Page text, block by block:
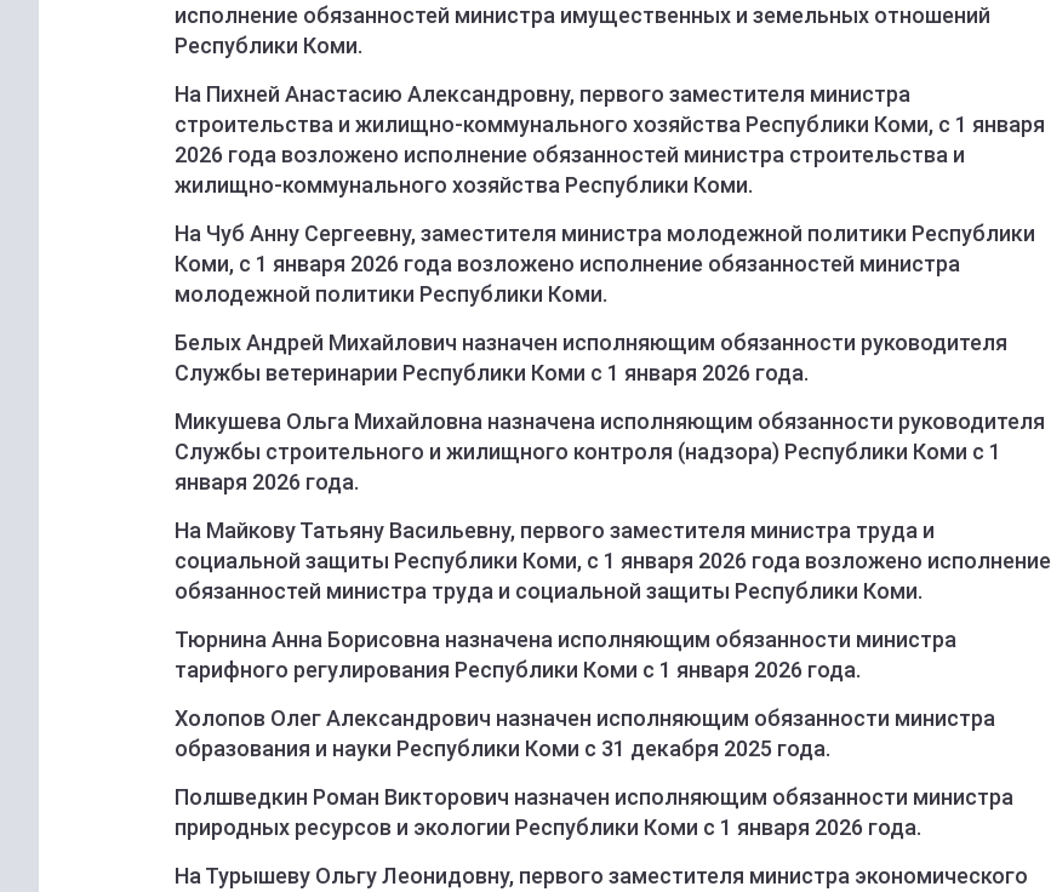
исполнение обязанностей министра имущественных и земельных отношений
Республики Коми.
На Пихней Анастасию Александровну, первого заместителя министра
строительства и жилищно-коммунального хозяйства Республики Коми, с 1 января
2026 года возложено исполнение обязанностей министра строительства и
жилищно-коммунального хозяйства Республики Коми.
На Чуб Анну Сергеевну, заместителя министра молодежной политики Республики
Коми, с 1 января 2026 года возложено исполнение обязанностей министра
молодежной политики Республики Коми.
Белых Андрей Михайлович назначен исполняющим обязанности руководителя
Службы ветеринарии Республики Коми с 1 января 2026 года.
Микушева Ольга Михайловна назначена исполняющим обязанности руководителя
Службы строительного и жилищного контроля (надзора) Республики Коми с 1
января 2026 года.
На Майкову Татьяну Васильевну, первого заместителя министра труда и
социальной защиты Республики Коми, с 1 января 2026 года возложено исполнение
обязанностей министра труда и социальной защиты Республики Коми.
Тюрнина Анна Борисовна назначена исполняющим обязанности министра
тарифного регулирования Республики Коми с 1 января 2026 года.
Холопов Олег Александрович назначен исполняющим обязанности министра
образования и науки Республики Коми с 31 декабря 2025 года.
Полшведкин Роман Викторович назначен исполняющим обязанности министра
природных ресурсов и экологии Республики Коми с 1 января 2026 года.
На Турышеву Ольгу Леонидовну, первого заместителя министра экономического